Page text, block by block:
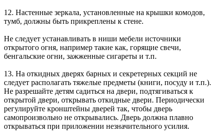
12. Настенные зеркала, установленные на крышки комодов,
тумб, должны быть прикреплены к стене.
Не следует устанавливать в ниши мебели источники
открытого огня, например такие как, горящие свечи,
бенгальские огни, зажженные сигареты и т.п.
13. На откидных дверях барных и секретерных секций не
следует располагать тяжелые предметы (книги, посуду и т.п.).
Не разрешайте детям садиться на двери, подтягиваться к
открытой двери, открывать откидные двери. Периодически
регулируйте кронштейны дверей так, чтобы дверь
самопроизвольно не открывались. Дверь должна плавно
открываться при приложении незначительного усилия.